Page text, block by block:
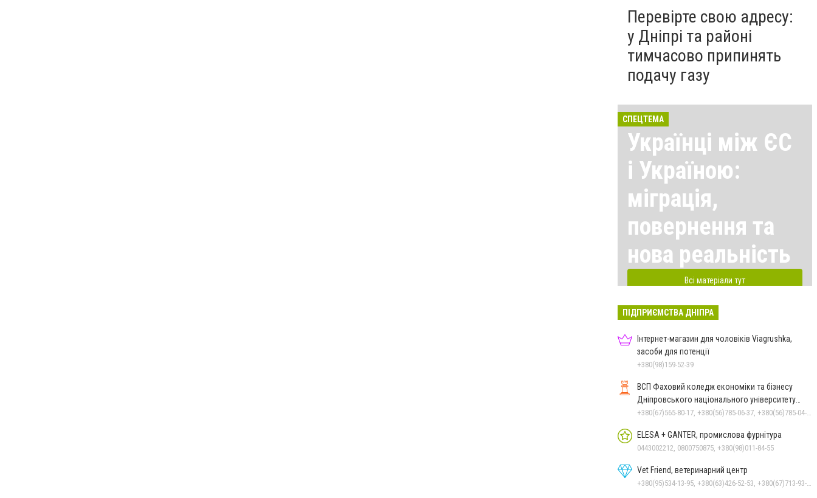
Перевірте свою адресу:
у Дніпрі та районі
тимчасово припинять
подачу газу
СПЕЦТЕМА
Українці між ЄС
і Україною:
міграція,
повернення та
нова реальність
Всі матеріали тут
ПІДПРИЄМСТВА ДНІПРА
Інтернет-магазин для чоловіків Viagrushka,
засоби для потенції
+380(98)159-52-39
ВСП Фаховий коледж економіки та бізнесу
Дніпровського національного університету
імені Олеся Гончара
ELESA + GANTER, промислова фурнітура
0443002212, 0800750875, +380(98)011-84-55
Vet Friend, ветеринарний центр